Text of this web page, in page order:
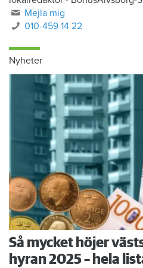
Mejla mig
010-459 14 22
Nyheter
Så mycket höjer
hyran 2025 – hela